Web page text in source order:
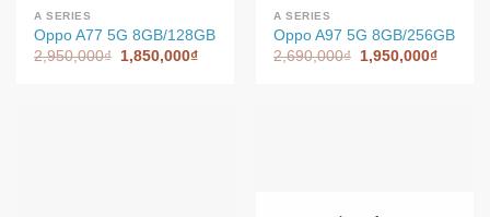
A SERIES
Oppo A77 5G 8GB/128GB
2,950,000₫ 1,850,000₫
A SERIES
Oppo A97 5G 8GB/256GB
2,690,000₫ 1,950,000₫